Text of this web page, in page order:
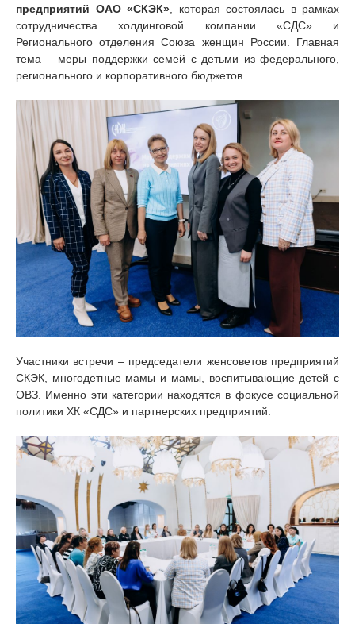
предприятий ОАО «СКЭК», которая состоялась в рамках
сотрудничества холдинговой компании «СДС» и
Регионального отделения Союза женщин России. Главная
тема – меры поддержки семей с детьми из федерального,
регионального и корпоративного бюджетов.
Участники встречи – председатели женсоветов предприятий
СКЭК, многодетные мамы и мамы, воспитывающие детей с
ОВЗ. Именно эти категории находятся в фокусе социальной
политики ХК «СДС» и партнерских предприятий.